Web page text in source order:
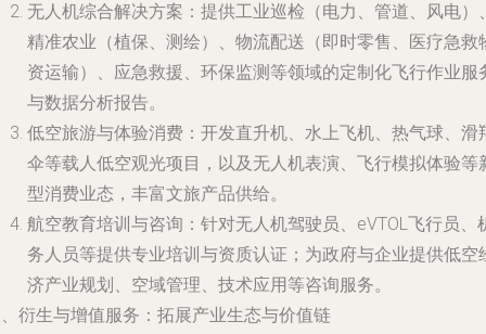
无人机综合解决方案 ：提供工业巡检（电力、管道、风电）
精准农业（植保、测绘）、物流配送（即时零售、医疗急救
资运输）、应急救援、环保监测等领域的定制化飞行作业服
与数据分析报告。
低空旅游与体验消费 ：开发直升机、水上飞机、热气球、滑
伞等载人低空观光项目，以及无人机表演、飞行模拟体验等
型消费业态，丰富文旅产品供给。
航空教育培训与咨询 ：针对无人机驾驶员、eVTOL飞行员、
务人员等提供专业培训与资质认证；为政府与企业提供低空
济产业规划、空域管理、技术应用等咨询服务。
衍生与增值服务：拓展产业生态与价值链